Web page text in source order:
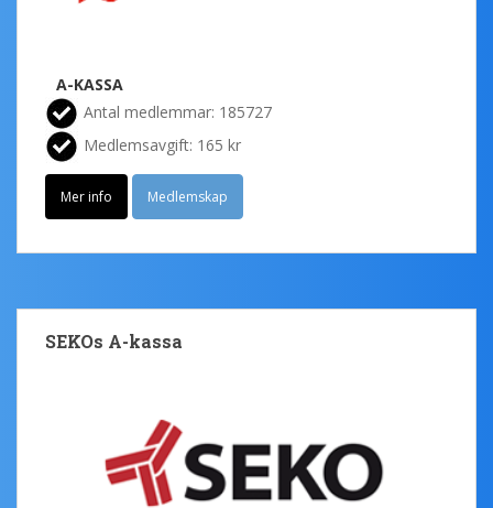
A-KASSA
Antal medlemmar: 185727
Medlemsavgift: 165 kr
Mer info Medlemskap
SEKOs A-kassa